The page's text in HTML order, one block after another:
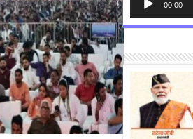
00:00